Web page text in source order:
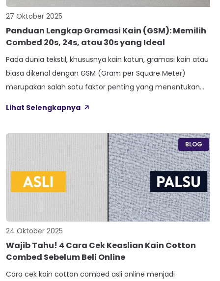
27 Oktober 2025
Panduan Lengkap Gramasi Kain (GSM): Memilih
Combed 20s, 24s, atau 30s yang Ideal
Pada dunia tekstil, khususnya kain katun, gramasi kain atau
biasa dikenal dengan GSM (Gram per Square Meter)
merupakan salah satu faktor penting yang menentukan
parameter GSM yang banyak diperbincangkan dan
combed 30s. Grosir kain dengan standar ini sering kali dipilih
karena […]
Lihat Selengkapnya
BLOG
24 Oktober 2025
Wajib Tahu! 4 Cara Cek Keaslian Kain Cotton
Combed Sebelum Beli Online
Cara cek kain cotton combed asli online menjadi